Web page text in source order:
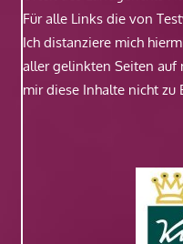
Für alle Links die von
Ich distanziere mich
aller gelinkten Seiten auf
mir diese Inhalte nicht zu